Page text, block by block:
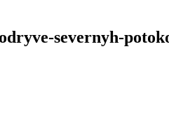
severnyh-